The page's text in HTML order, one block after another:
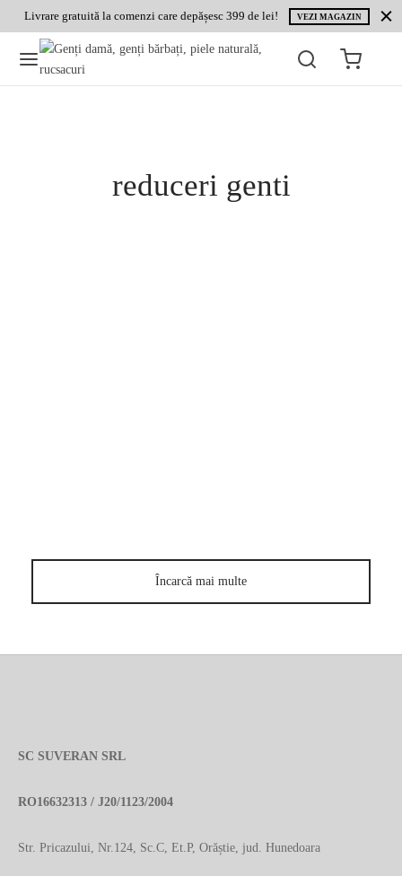
Livrare gratuită la comenzi care depășesc 399 de lei! VEZI MAGAZIN
reduceri genti
Încarcă mai multe
SC SUVERAN SRL
RO16632313 / J20/1123/2004
Str. Pricazului, Nr.124, Sc.C, Et.P, Orăștie, jud. Hunedoara